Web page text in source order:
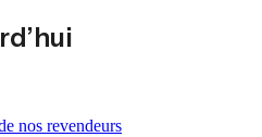
nos revendeurs